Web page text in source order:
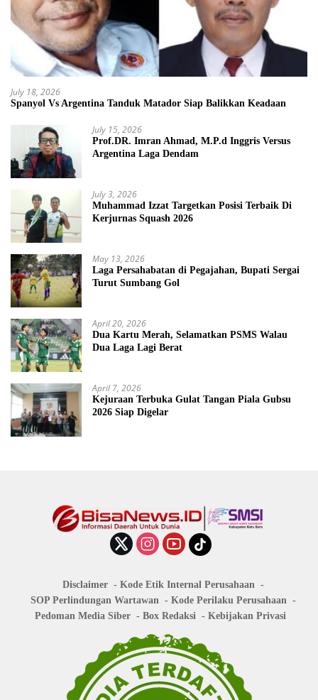
July 18, 2026
Spanyol Vs Argentina Tanduk Matador Siap Balikkan Keadaan
July 15, 2026
Prof.DR. Imran Ahmad, M.P.d Inggris Versus
Argentina Laga Dendam
July 3, 2026
Muhammad Izzat Targetkan Posisi Terbaik Di
Kerjurnas Squash 2026
May 13, 2026
Laga Persahabatan di Pegajahan, Bupati Sergai
Turut Sumbang Gol
April 20, 2026
Dua Kartu Merah, Selamatkan PSMS Walau
Dua Laga Lagi Berat
April 7, 2026
Kejuraan Terbuka Gulat Tangan Piala Gubsu
2026 Siap Digelar
Disclaimer
Kode Etik Internal Perusahaan
SOP Perlindungan Wartawan
Kode Perilaku Perusahaan
Pedoman Media Siber
Box Redaksi Kebijakan Privasi